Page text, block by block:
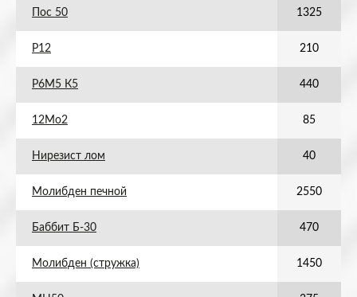
Пос 50 1325
Р12 210
Р6М5 К5 440
12Мо2 85
Нирезист лом 40
Молибден печной 2550
Баббит Б-30 470
Молибден (стружка) 1450